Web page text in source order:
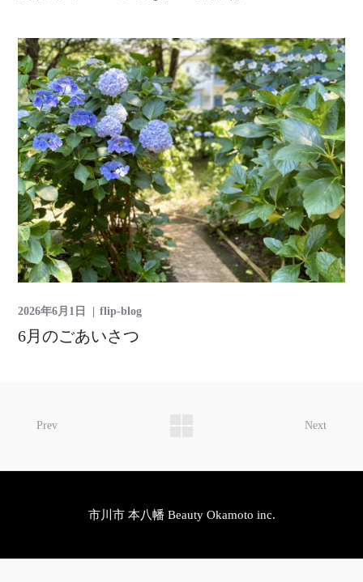
2026年6月1日 flip-blog
6月のごあいさつ
Prev Next
市川市 本八幡 Beauty Okamoto inc.